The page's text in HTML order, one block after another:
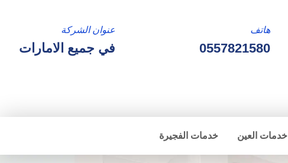
عنوان الشركة
في جميع الامارات
هاتف
0557821580
خدمات العين خدمات الفجيرة